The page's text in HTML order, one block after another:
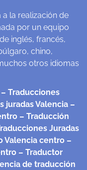
a la realización de
por un equipo
inglés, francés,
chino,
otros idiomas
– Traducciones
juradas Valencia –
– Traducción
Juradas
Valencia centro –
– Traductor
de traducción